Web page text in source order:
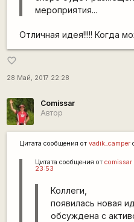
мероприятия...
Отличная идея!!!!! Когда
favorite_border
28 Май, 2017 22:28
Comissar
Автор
Цитата сообщения от vadik_camper
Цитата сообщения от сomissar
23:53
Коллеги,
появилась новая
обсуждена с